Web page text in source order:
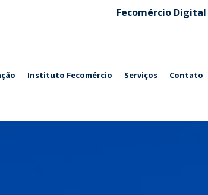
Fecomércio Digital
Instituto Fecomércio Serviços Contato